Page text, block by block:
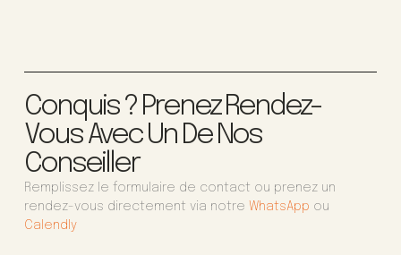
Conquis ? Prenez Rendez-
Vous Avec Un De Nos
Conseiller
Remplissez le formulaire de contact ou prenez un
rendez-vous directement via notre WhatsApp ou
Calendly